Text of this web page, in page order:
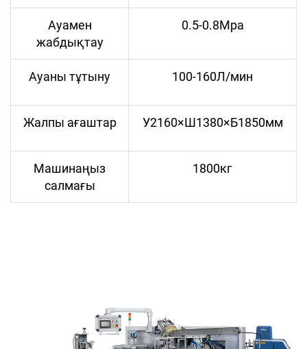
Ауамен
жабдықтау
0.5-0.8Mpa
Ауаны тұтыну 100-160Л/мин
Жалпы ағаштар У2160×Ш1380×Б1850мм
Машинаңыз
салмағы
1800кг